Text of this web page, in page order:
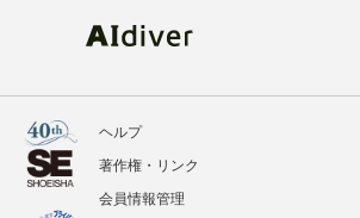
ヘルプ
著作権・リンク
会員情報管理